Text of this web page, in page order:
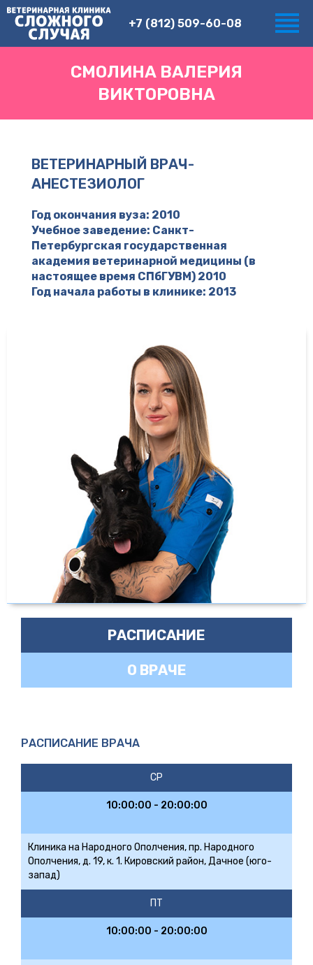
+7 (812) 509-60-08
СМОЛИНА ВАЛЕРИЯ
ВИКТОРОВНА
ВЕТЕРИНАРНЫЙ ВРАЧ-
АНЕСТЕЗИОЛОГ
Год окончания вуза: 2010
Учебное заведение: Санкт-
Петербургская государственная
академия ветеринарной медицины (в
настоящее время СПбГУВМ) 2010
Год начала работы в клинике: 2013
РАСПИСАНИЕ
О ВРАЧЕ
РАСПИСАНИЕ ВРАЧА
СР
10:00:00 - 20:00:00
Клиника на Народного Ополчения, пр. Народного
Ополчения, д. 19, к. 1. Кировский район, Дачное (юго-
запад)
ПТ
10:00:00 - 20:00:00